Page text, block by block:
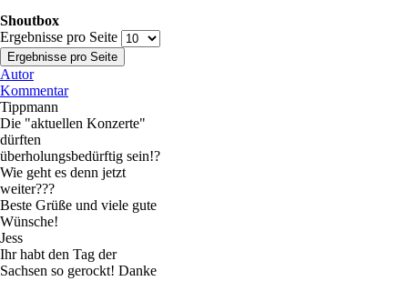
Shoutbox
Ergebnisse pro Seite
Autor
Kommentar
Tippmann
Die "aktuellen Konzerte"
dürften
überholungsbedürftig sein!?
Wie geht es denn jetzt
weiter???
Beste Grüße und viele gute
Wünsche!
Jess
Ihr habt den Tag der
Sachsen so gerockt! Danke